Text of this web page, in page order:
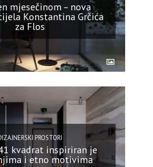
mjesečinom – nova
Konstantina Grčića
za Flos
PROSTORI
kvadrat inspiriran je
i etno motivima